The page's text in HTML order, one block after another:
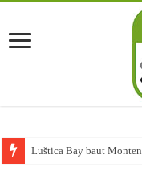
Luštica Bay baut